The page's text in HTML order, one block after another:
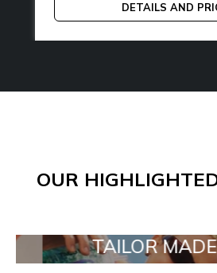
DETAILS AND
OUR
TAILOR MADE